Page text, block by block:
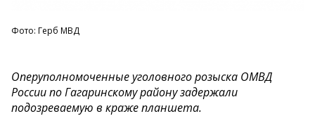
Фото: Герб МВД
Оперуполномоченные уголовного розыска ОМВД
России по Гагаринскому району задержали
подозреваемую в краже планшета.